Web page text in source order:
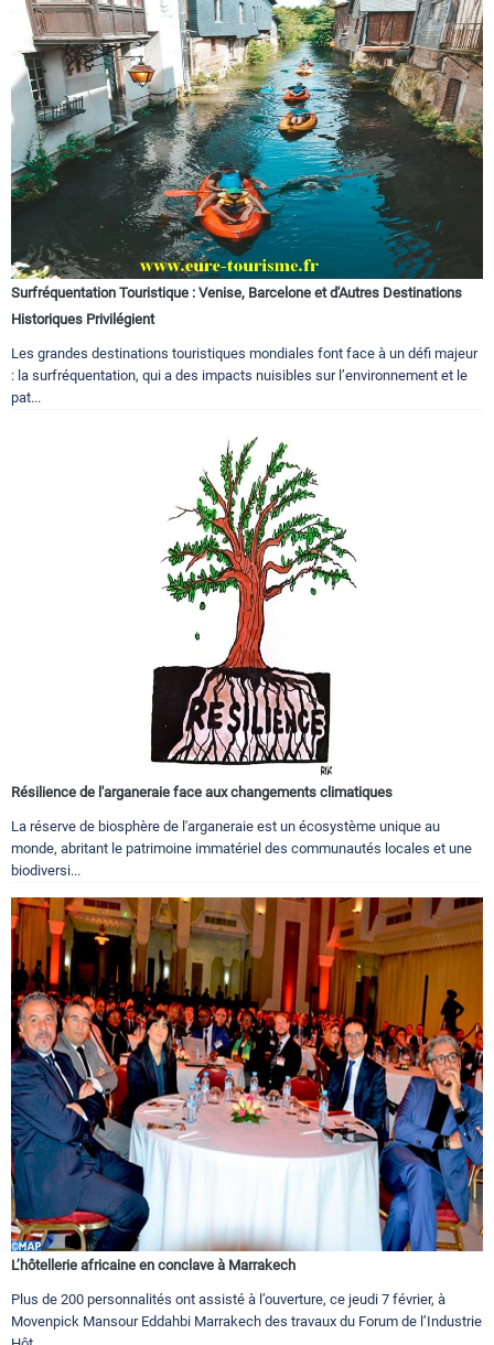
Surfréquentation Touristique : Venise, Barcelone et d'Autres Destinations
Historiques Privilégient
Les grandes destinations touristiques mondiales font face à un défi majeur
: la surfréquentation, qui a des impacts nuisibles sur l’environnement et le
pat...
Résilience de l'arganeraie face aux changements climatiques
La réserve de biosphère de l'arganeraie est un écosystème unique au
monde, abritant le patrimoine immatériel des communautés locales et une
biodiversi...
L’hôtellerie africaine en conclave à Marrakech
Plus de 200 personnalités ont assisté à l’ouverture, ce jeudi 7 février, à
Movenpick Mansour Eddahbi Marrakech des travaux du Forum de l’Industrie